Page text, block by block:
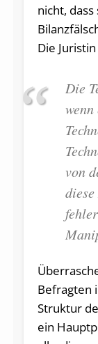
nicht,
Die
Die
wenn
von
Befragten
Struktur
ein